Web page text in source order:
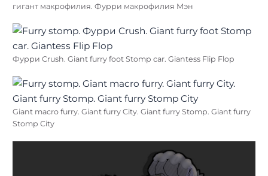
гигант макрофилия. Фурри макрофилия Мэн
Фурри Crush. Giant furry foot Stomp car. Giantess Flip Flop
Giant macro furry. Giant furry City. Giant furry Stomp. Giant furry
Stomp City